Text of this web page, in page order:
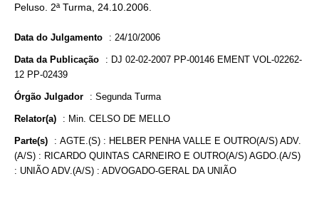
Peluso. 2ª Turma, 24.10.2006.
Data do Julgamento : 24/10/2006
Data da Publicação : DJ 02-02-2007 PP-00146 EMENT VOL-02262-
12 PP-02439
Órgão Julgador : Segunda Turma
Relator(a) : Min. CELSO DE MELLO
Parte(s) : AGTE.(S) : HELBER PENHA VALLE E OUTRO(A/S) ADV.
(A/S) : RICARDO QUINTAS CARNEIRO E OUTRO(A/S) AGDO.(A/S)
: UNIÃO ADV.(A/S) : ADVOGADO-GERAL DA UNIÃO